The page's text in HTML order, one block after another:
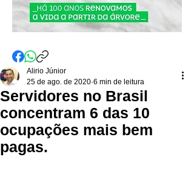
Servidores no Brasil
concentram 6 das 10
ocupações mais bem
pagas.
Alirio Júnior
25 de ago. de 2020 6 min de leitura